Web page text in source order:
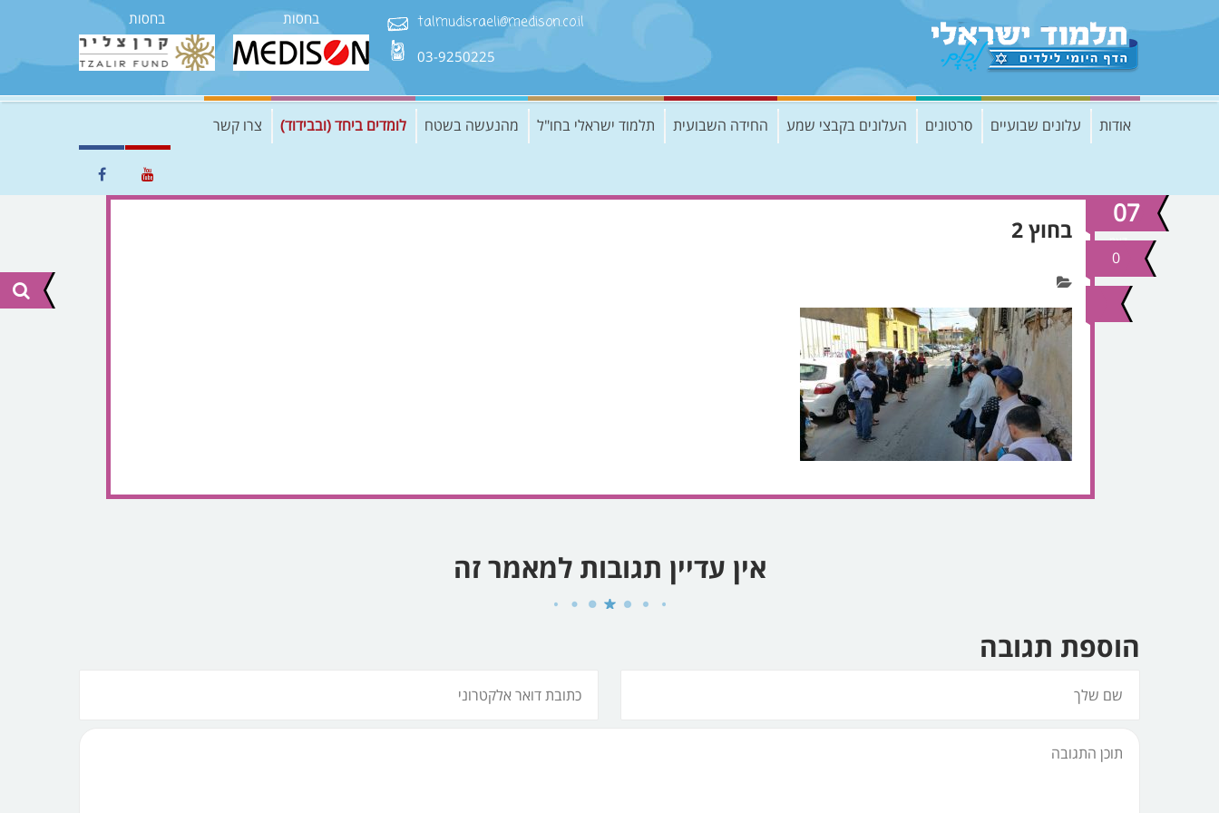
בחסות בחסות talmudisraeli@medison.co.il
03-9250225
אודות עלונים שבועיים סרטונים העלונים בקבצי שמע החידה השבועית תלמוד ישראלי בחו"ל מהנעשה בשטח לומדים ביחד (ובבידוד) צרו קשר
07
דצמ
2020
0
בחוץ 2
אין עדיין תגובות למאמר זה
הוספת תגובה